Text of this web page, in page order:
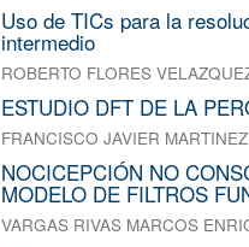
Uso de TICs para la
intermedio
ROBERTO FLORES
ESTUDIO DFT DE LA
FRANCISCO JAVIER
NOCICEPCIÓN NO
MODELO DE FILTROS
VARGAS RIVAS MARCOS